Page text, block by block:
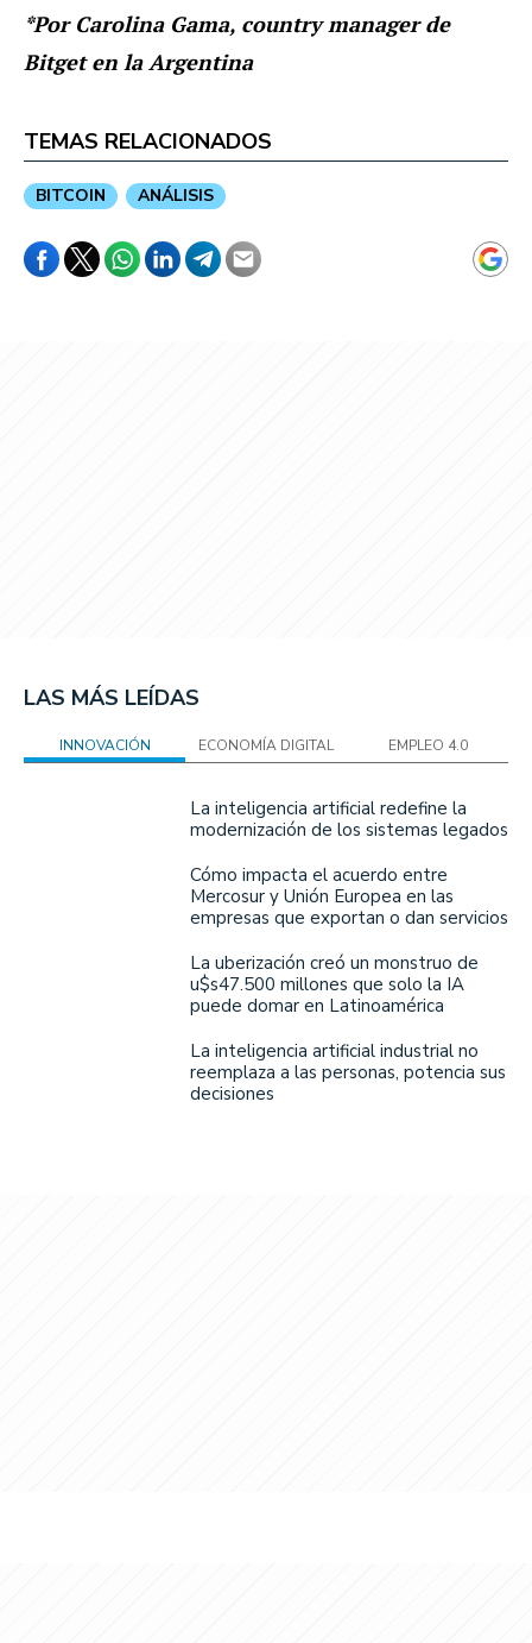
*Por Carolina Gama, country manager de
Bitget en la Argentina
TEMAS RELACIONADOS
BITCOIN ANÁLISIS
LAS MÁS LEÍDAS
INNOVACIÓN ECONOMÍA DIGITAL EMPLEO 4.0
La inteligencia artificial redefine la
modernización de los sistemas legados
Cómo impacta el acuerdo entre
Mercosur y Unión Europea en las
empresas que exportan o dan servicios
La uberización creó un monstruo de
u$s47.500 millones que solo la IA
puede domar en Latinoamérica
La inteligencia artificial industrial no
reemplaza a las personas, potencia sus
decisiones